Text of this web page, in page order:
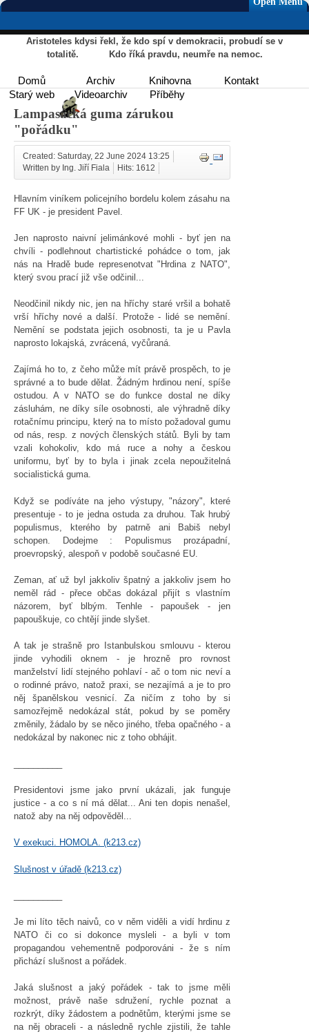
Aristoteles kdysi řekl, že kdo spí v demokracii, probudí se v
totalitě. Kdo říká pravdu, neumře na nemoc.
Domů Archiv Knihovna
Kontakt
Starý web
Videoarchiv Příběhy
Lampasácká guma zárukou
"pořádku"
Created: Saturday, 22 June 2024 13:25
Written by Ing. Jiří Fiala
Hits: 1612
Hlavním viníkem policejního bordelu kolem zásahu na
FF UK - je president Pavel.
Jen naprosto naivní jelimánkové mohli - byť jen na
chvíli - podlehnout chartistické pohádce o tom, jak
nás na Hradě bude represenotvat "Hrdina z NATO",
který svou prací již vše odčinil...
Neodčinil nikdy nic, jen na hříchy staré vršil a bohatě
vrší hříchy nové a další. Protože - lidé se nemění.
Nemění se podstata jejich osobnosti, ta je u Pavla
naprosto lokajská, zvrácená, vyčůraná.
Zajímá ho to, z čeho může mít právě prospěch, to je
správné a to bude dělat. Žádným hrdinou není, spíše
ostudou. A v NATO se do funkce dostal ne díky
zásluhám, ne díky síle osobnosti, ale výhradně díky
rotačnímu principu, který na to místo požadoval gumu
od nás, resp. z nových členských států. Byli by tam
vzali kohokoliv, kdo má ruce a nohy a českou
uniformu, byť by to byla i jinak zcela nepoužitelná
socialistická guma.
Když se podíváte na jeho výstupy, "názory", které
presentuje - to je jedna ostuda za druhou. Tak hrubý
populismus, kterého by patrně ani Babiš nebyl
schopen. Dodejme : Populismus prozápadní,
proevropský, alespoň v podobě současné EU.
Zeman, ať už byl jakkoliv špatný a jakkoliv jsem ho
neměl rád - přece občas dokázal přijít s vlastním
názorem, byť blbým. Tenhle - papoušek - jen
papouškuje, co chtějí jinde slyšet.
A tak je strašně pro Istanbulskou smlouvu - kterou
jinde vyhodili oknem - je hrozně pro rovnost
manželství lidí stejného pohlaví - ač o tom nic neví a
o rodinné právo, natož praxi, se nezajímá a je to pro
něj španělskou vesnicí. Za ničím z toho by si
samozřejmě nedokázal stát, pokud by se poměry
změnily, žádalo by se něco jiného, třeba opačného - a
nedokázal by nakonec nic z toho obhájit.
Presidentovi jsme jako první ukázali, jak funguje
justice - a co s ní má dělat... Ani ten dopis nenašel,
natož aby na něj odpověděl...
V exekuci. HOMOLA. (k213.cz)
Slušnost v úřadě (k213.cz)
Je mi líto těch naivů, co v něm viděli a vidí hrdinu z
NATO či co si dokonce mysleli - a byli v tom
propagandou vehementně podporováni - že s ním
přichází slušnost a pořádek.
Jaká slušnost a jaký pořádek - tak to jsme měli
možnost, právě naše sdružení, rychle poznat a
rozkrýt, díky žádostem a podnětům, kterými jsme se
na něj obraceli - a následně rychle zjistili, že tahle